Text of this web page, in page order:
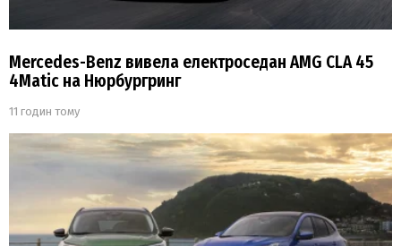
Mercedes-Benz вивела електроседан AMG CLA 45
4Matic на Нюрбургринг
11 годин тому